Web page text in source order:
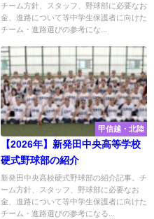
チーム方針、スタッフ、野球部に必要なお
金、進路について等中学生保護者に向けた
チーム・進路選びの参考にな...
甲信越・北陸
【2026年】新発田中央高等学校
硬式野球部の紹介
新発田中央高校硬式野球部の紹介記事。チ
ーム方針、スタッフ、野球部に必要なお
金、進路について等中学生保護者に向けた
チーム・進路選びの参考になる...